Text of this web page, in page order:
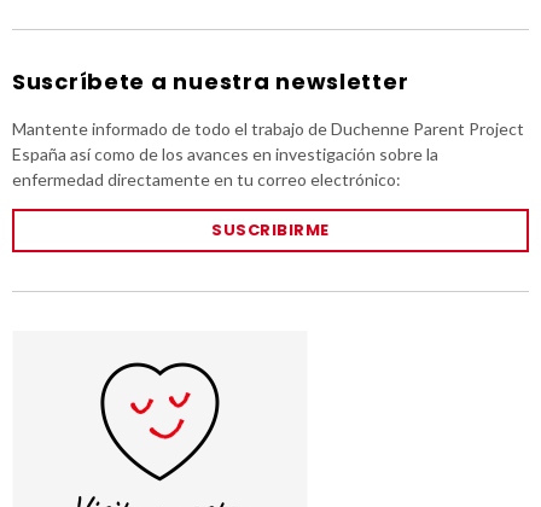
Suscríbete a nuestra newsletter
Mantente informado de todo el trabajo de Duchenne Parent Project
España así como de los avances en investigación sobre la
enfermedad directamente en tu correo electrónico:
SUSCRIBIRME